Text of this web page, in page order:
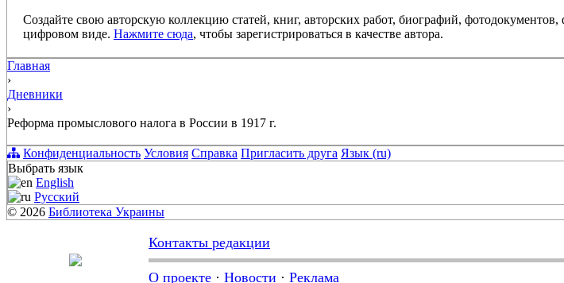
Создайте свою авторскую коллекцию статей, книг, авторских работ, биографий, фотодокументов,
цифровом виде. Нажмите сюда, чтобы зарегистрироваться в качестве автора.
Главная
›
Дневники
›
Реформа промыслового налога в России в 1917 г.
Конфиденциальность Условия Справка Пригласить друга Язык (ru)
Выбрать язык
English
Русский
© 2026 Библиотека Украины
Контакты редакции
О проекте · Новости · Реклама